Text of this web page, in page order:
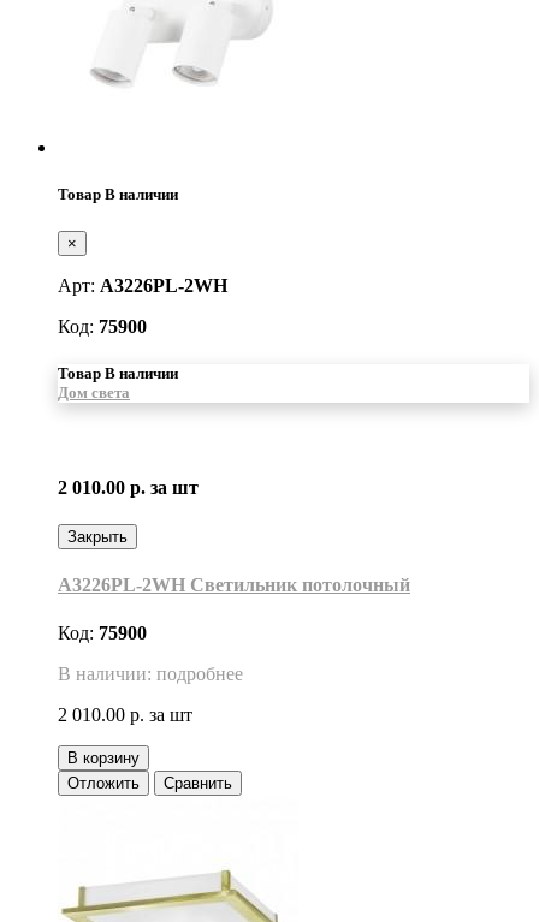
Товар В наличии
×
Арт: A3226PL-2WH
Код: 75900
Товар В наличии
Дом света
2 010.00 р. за шт
Закрыть
A3226PL-2WH Светильник потолочный
Код: 75900
В наличии: подробнее
2 010.00 р. за шт
В корзину
Отложить
Сравнить